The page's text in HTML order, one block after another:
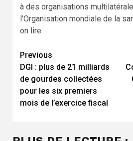
à des organisations
l’Organisation mondiale de la
on lire.
Continue
Reading
Previous
DGI : plus de 21 milliards
de gourdes collectées
pour les six premiers
mois de l’exercice fiscal